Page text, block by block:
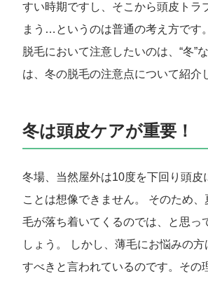
すい時期ですし、そこから頭皮トラ
まう…というのは普通の考え方です
脱毛において注意したいのは、“冬”
は、冬の脱毛の注意点について紹介
冬は頭皮ケアが重要！
冬場、当然屋外は10度を下回り頭皮
ことは想像できません。 そのため
毛が落ち着いてくるのでは、と思っ
しょう。 しかし、薄毛にお悩みの
すべきと言われているのです。その